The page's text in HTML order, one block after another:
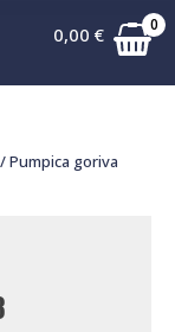
0,00 € 0
/ Pumpica goriva